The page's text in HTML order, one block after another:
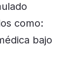
como:
bajo